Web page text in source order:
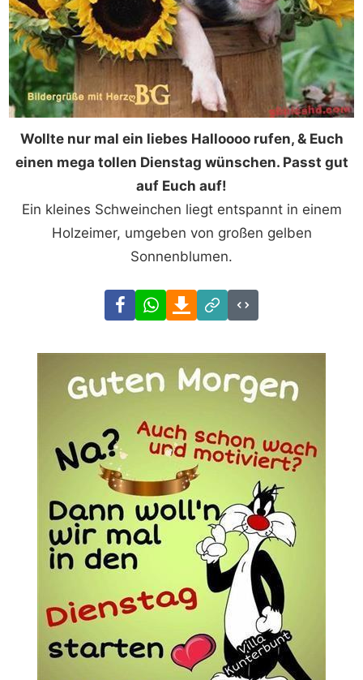
Wollte nur mal ein liebes Halloooo rufen, & Euch
einen mega tollen Dienstag wünschen. Passt gut
auf Euch auf!
Ein kleines Schweinchen liegt entspannt in einem
Holzeimer, umgeben von großen gelben
Sonnenblumen.
FacebookWhatsAppDownload
Link
Code